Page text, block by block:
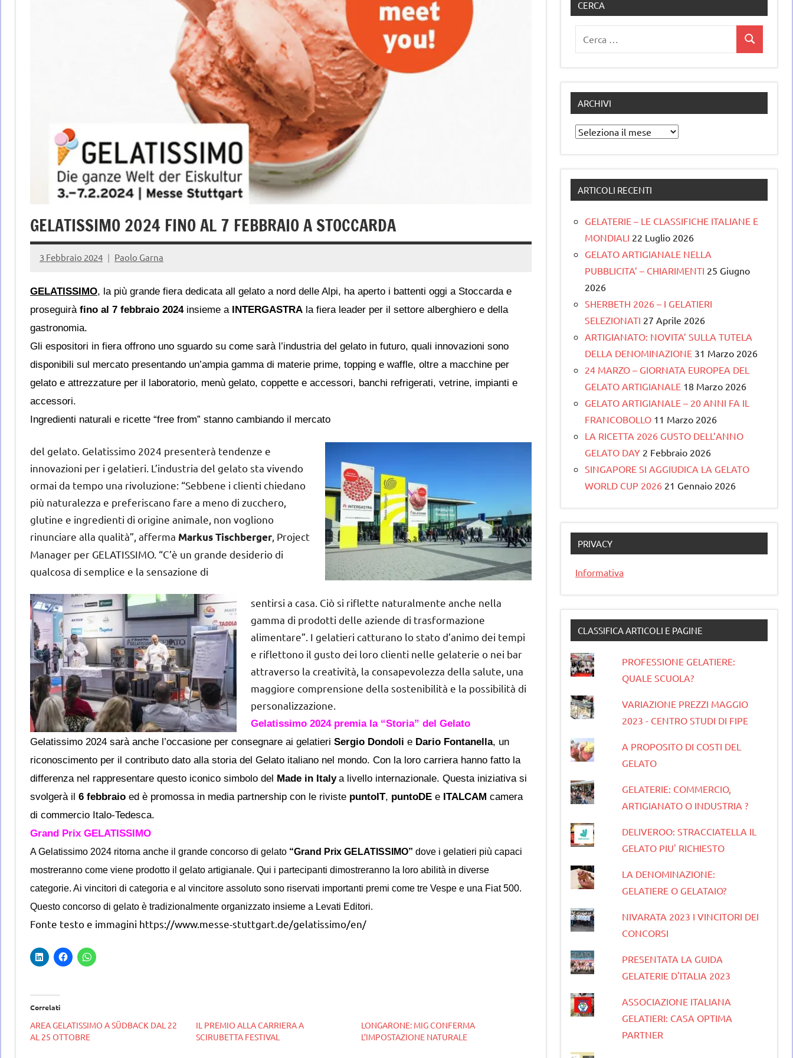
GELATISSIMO 2024 FINO AL 7 FEBBRAIO A STOCCARDA
3 Febbraio 2024 Paolo Garna
GELATISSIMO, la più grande fiera dedicata all gelato a nord delle Alpi, ha aperto i battenti oggi a Stoccarda e
proseguirà fino al 7 febbraio 2024 insieme a INTERGASTRA la fiera leader per il settore alberghiero e della
gastronomia.
Gli espositori in fiera offrono uno sguardo su come sarà l’industria del gelato in futuro, quali innovazioni sono
disponibili sul mercato presentando un’ampia gamma di materie prime, topping e waffle, oltre a macchine per
gelato e attrezzature per il laboratorio, menù gelato, coppette e accessori, banchi refrigerati, vetrine, impianti e
accessori.
Ingredienti naturali e ricette “free from” stanno cambiando il mercato
del gelato. Gelatissimo 2024 presenterà tendenze e
innovazioni per i gelatieri. L’industria del gelato sta vivendo
ormai da tempo una rivoluzione: “Sebbene i clienti chiedano
più naturalezza e preferiscano fare a meno di zucchero,
glutine e ingredienti di origine animale, non vogliono
rinunciare alla qualità”, afferma Markus Tischberger , Project
Manager per GELATISSIMO. “C’è un grande desiderio di
qualcosa di semplice e la sensazione di
sentirsi a casa. Ciò si riflette naturalmente anche nella
gamma di prodotti delle aziende di trasformazione
alimentare”. I gelatieri catturano lo stato d’animo dei tempi
e riflettono il gusto dei loro clienti nelle gelaterie o nei bar
attraverso la creatività, la consapevolezza della salute, una
maggiore comprensione della sostenibilità e la possibilità di
personalizzazione.
Gelatissimo 2024 premia la “Storia” del Gelato
Gelatissimo 2024 sarà anche l’occasione per consegnare ai gelatieri Sergio Dondoli e Dario Fontanella, un
riconoscimento per il contributo dato alla storia del Gelato italiano nel mondo. Con la loro carriera hanno fatto la
differenza nel rappresentare questo iconico simbolo del Made in Italy a livello internazionale. Questa iniziativa si
svolgerà il 6 febbraio ed è promossa in media partnership con le riviste puntoIT, puntoDE e ITALCAM camera
di commercio Italo-Tedesca.
Grand Prix GELATISSIMO
A Gelatissimo 2024 ritorna anche il grande concorso di gelato “Grand Prix GELATISSIMO” dove i gelatieri più capaci
mostreranno come viene prodotto il gelato artigianale. Qui i partecipanti dimostreranno la loro abilità in diverse
categorie. Ai vincitori di categoria e al vincitore assoluto sono riservati importanti premi come tre Vespe e una Fiat 500.
Questo concorso di gelato è tradizionalmente organizzato insieme a Levati Editori.
Fonte testo e immagini https://www.messe-stuttgart.de/gelatissimo/en/
Correlati
AREA GELATISSIMO A SÜDBACK DAL 22
AL 25 OTTOBRE
IL PREMIO ALLA CARRIERA A
SCIRUBETTA FESTIVAL
LONGARONE: MIG CONFERMA
L’IMPOSTAZIONE NATURALE
CERCA
Cerca
ARCHIVI
Archivi
ARTICOLI RECENTI
GELATERIE – LE CLASSIFICHE ITALIANE E
MONDIALI 22 Luglio 2026
GELATO ARTIGIANALE NELLA
PUBBLICITA’ – CHIARIMENTI 25 Giugno
2026
SHERBETH 2026 – I GELATIERI
SELEZIONATI 27 Aprile 2026
ARTIGIANATO: NOVITA’ SULLA TUTELA
DELLA DENOMINAZIONE 31 Marzo 2026
24 MARZO – GIORNATA EUROPEA DEL
GELATO ARTIGIANALE 18 Marzo 2026
GELATO ARTIGIANALE – 20 ANNI FA IL
FRANCOBOLLO 11 Marzo 2026
LA RICETTA 2026 GUSTO DELL’ANNO
GELATO DAY 2 Febbraio 2026
SINGAPORE SI AGGIUDICA LA GELATO
WORLD CUP 2026 21 Gennaio 2026
PRIVACY
Informativa
CLASSIFICA ARTICOLI E PAGINE
PROFESSIONE GELATIERE:
QUALE SCUOLA?
VARIAZIONE PREZZI MAGGIO
2023 - CENTRO STUDI DI FIPE
A PROPOSITO DI COSTI DEL
GELATO
GELATERIE: COMMERCIO,
ARTIGIANATO O INDUSTRIA ?
DELIVEROO: STRACCIATELLA IL
GELATO PIU' RICHIESTO
LA DENOMINAZIONE:
GELATIERE O GELATAIO?
NIVARATA 2023 I VINCITORI DEI
CONCORSI
PRESENTATA LA GUIDA
GELATERIE D'ITALIA 2023
ASSOCIAZIONE ITALIANA
GELATIERI: CASA OPTIMA
PARTNER